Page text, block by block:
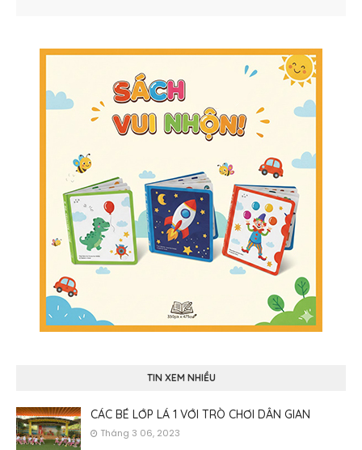
TIN XEM NHIỀU
CÁC BÉ LỚP LÁ 1 VỚI TRÒ CHƠI DÂN GIAN
Tháng 3 06, 2023